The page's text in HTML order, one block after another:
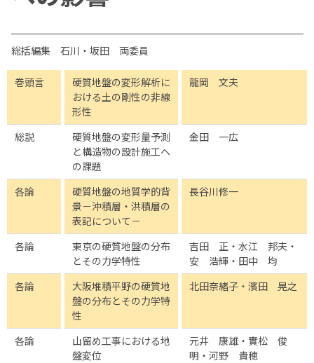
総括編集 石川・坂田 両委員
巻頭言
硬質地盤の変形解析に
おける土の剛性の非線
形性
龍岡 文夫
総説
硬質地盤の変形量予測
と構造物の設計施工へ
の課題
金田 一広
各論
硬質地盤の地質学的背
景－沖積層・洪積層の
表記について－
長谷川修一
各論
東京の硬質地盤の分布
とその力学特性
吉田 正・水江 邦夫・
安 浩輝・田中 均
各論
大阪堆積平野の硬質地
盤の分布とその力学特
性
北田奈緒子・濱田 晃之
各論
山留め工事における地
盤変位
元井 康雄・實松 俊
明・河野 貴穂